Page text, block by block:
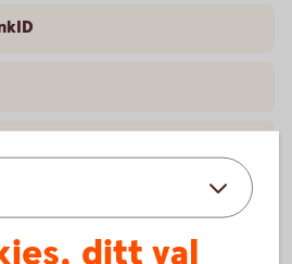
ditt val